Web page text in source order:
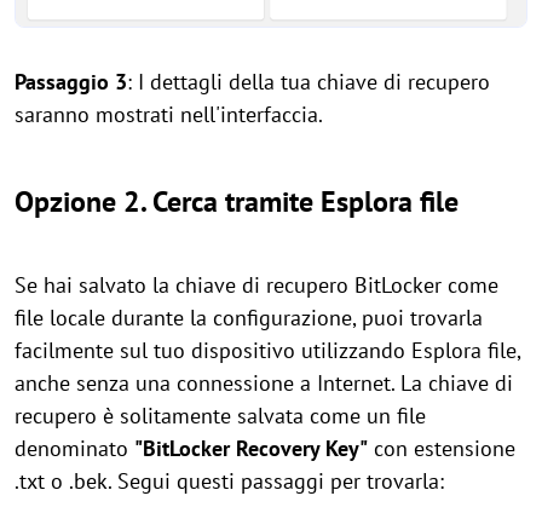
Passaggio 3: I dettagli della tua chiave di recupero
saranno mostrati nell'interfaccia.
Opzione 2. Cerca tramite Esplora file
Se hai salvato la chiave di recupero BitLocker come
file locale durante la configurazione, puoi trovarla
facilmente sul tuo dispositivo utilizzando Esplora file,
anche senza una connessione a Internet. La chiave di
recupero è solitamente salvata come un file
denominato "BitLocker Recovery Key" con estensione
.txt o .bek. Segui questi passaggi per trovarla: